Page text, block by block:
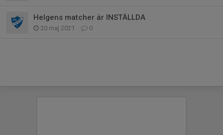
Helgens matcher är INSTÄLLDA
20 maj 2021 0